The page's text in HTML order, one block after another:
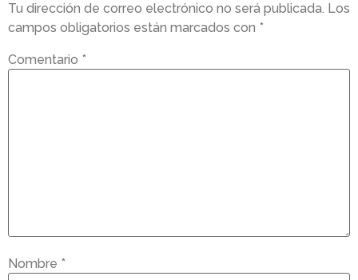
Tu dirección de correo electrónico no será publicada. Los
campos obligatorios están marcados con *
Comentario *
Nombre *